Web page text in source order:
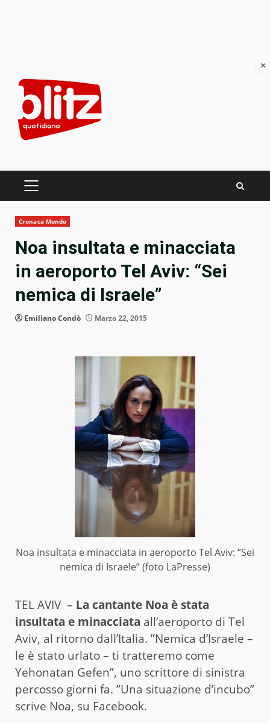
content
PRIMARY
Cronaca Mondo
Noa insultata e minacciata
in aeroporto Tel Aviv: “Sei
nemica di Israele”
Emiliano Condò Marzo 22, 2015
Noa insultata e minacciata in aeroporto Tel Aviv: “Sei
nemica di Israele” (foto LaPresse)
TEL AVIV – La cantante Noa è stata
insultata e minacciata all’aeroporto di Tel
Aviv, al ritorno dall’Italia. ”Nemica d’Israele –
le è stato urlato – ti tratteremo come
Yehonatan Gefen”, uno scrittore di sinistra
percosso giorni fa. ”Una situazione d’incubo”
scrive Noa, su Facebook.
×